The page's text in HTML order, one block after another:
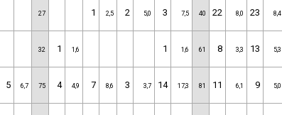
27 1 2,5 2 5,0 3 7,5 40 22 8,0 23 8,4
32 1 1,6 1 1,6 61 8 3,3 13 5,3
5 6,7 75 4 4,9 7 8,6 3 3,7 14 17,3 81 11 6,1 9 5,0